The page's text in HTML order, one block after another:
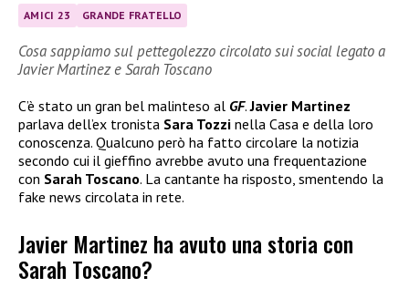
AMICI 23 GRANDE FRATELLO
Cosa sappiamo sul pettegolezzo circolato sui social legato a
Javier Martinez e Sarah Toscano
C’è stato un gran bel malinteso al GF.Javier Martinez
parlava dell’ex tronista Sara Tozzi nella Casa e della loro
conoscenza. Qualcuno però ha fatto circolare la notizia
secondo cui il gieffino avrebbe avuto una frequentazione
con Sarah Toscano. La cantante ha risposto, smentendo la
fake news circolata in rete.
Javier Martinez ha avuto una storia con
Sarah Toscano?